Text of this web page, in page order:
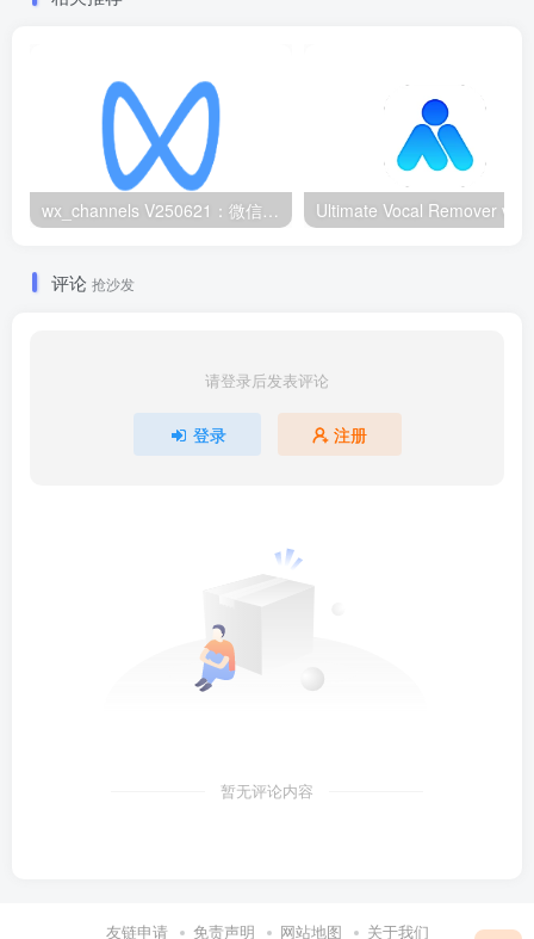
wx_channels V250621：微信视频号下载工具|支持Win/macOS
评论 抢沙发
请登录后发表评论
登录 注册
暂无评论内容
友链申请 免责声明 网站地图 关于我们